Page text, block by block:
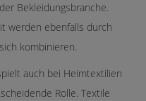
Bekleidungsbranche.
werden ebenfalls durch
kombinieren.
auch bei Heimtextilien
Rolle. Textile